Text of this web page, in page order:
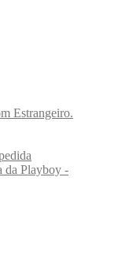
Estrangeiro.
da Playboy -